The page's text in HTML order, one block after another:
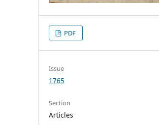
PDF
Issue
1765
Section
Articles